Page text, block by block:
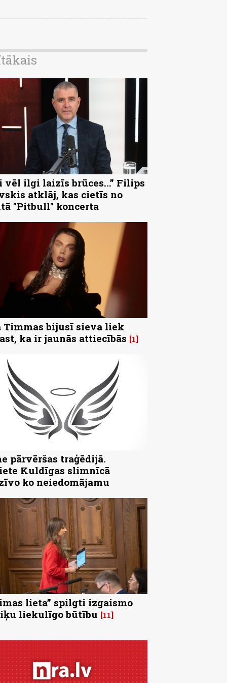
vēl ilgi laizīs brūces...” Filips
atklāj, kas cietīs no
"Pitbull" koncerta
Timmas bijusī sieva liek
ka ir jaunās attiecībās 1
pārvēršas traģēdijā.
Kuldīgas slimnīcā
ko neiedomājamu
lieta” spilgti izgaismo
liekulīgo būtību
11